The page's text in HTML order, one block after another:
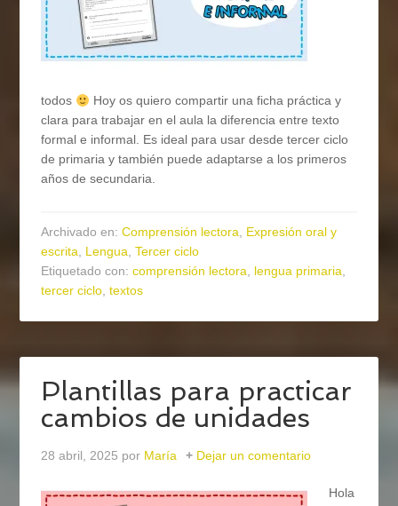
todos
Hoy os quiero compartir una ficha práctica y
clara para trabajar en el aula la diferencia entre texto
formal e informal. Es ideal para usar desde tercer ciclo
de primaria y también puede adaptarse a los primeros
años de secundaria.
Archivado en:Comprensión lectora, Expresión oral y
escrita, Lengua,Tercer ciclo
Etiquetado con:comprensión lectora, lengua primaria,
tercer ciclo,textos
Plantillas para practicar
cambios de unidades
28 abril, 2025 por María Dejar un comentario
Hola